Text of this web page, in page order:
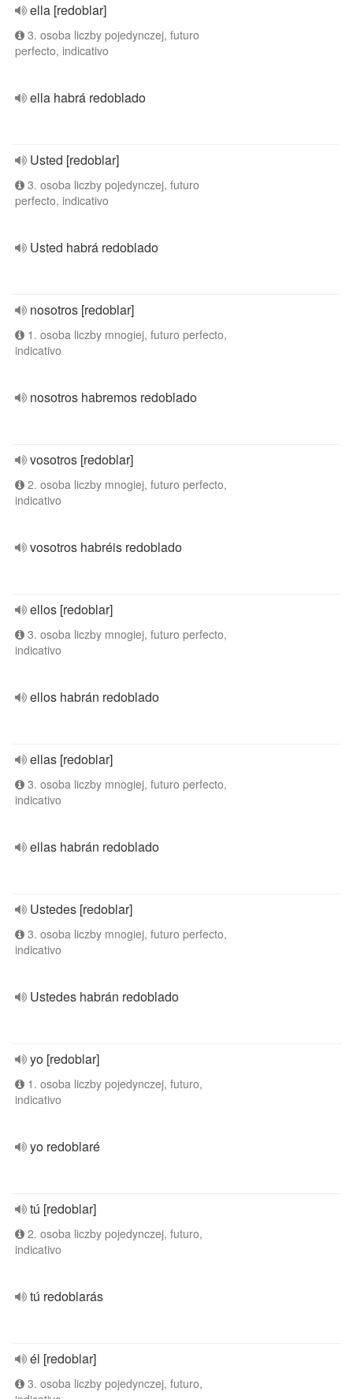
ella [redoblar]
3. osoba liczby pojedynczej, futuro
perfecto, indicativo
ella habrá redoblado
Usted [redoblar]
3. osoba liczby pojedynczej, futuro
perfecto, indicativo
Usted habrá redoblado
nosotros [redoblar]
1. osoba liczby mnogiej, futuro perfecto,
indicativo
nosotros habremos redoblado
vosotros [redoblar]
2. osoba liczby mnogiej, futuro perfecto,
indicativo
vosotros habréis redoblado
ellos [redoblar]
3. osoba liczby mnogiej, futuro perfecto,
indicativo
ellos habrán redoblado
ellas [redoblar]
3. osoba liczby mnogiej, futuro perfecto,
indicativo
ellas habrán redoblado
Ustedes [redoblar]
3. osoba liczby mnogiej, futuro perfecto,
indicativo
Ustedes habrán redoblado
yo [redoblar]
1. osoba liczby pojedynczej, futuro,
indicativo
yo redoblaré
tú [redoblar]
2. osoba liczby pojedynczej, futuro,
indicativo
tú redoblarás
él [redoblar]
3. osoba liczby pojedynczej, futuro,